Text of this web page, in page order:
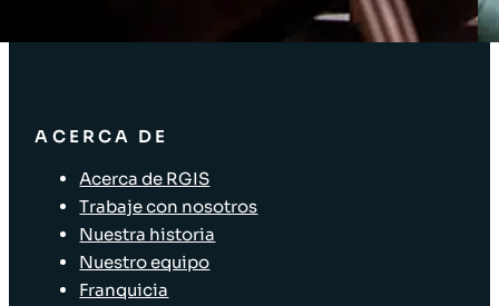
Soluciones para el sector minorista
ACERCA DE
Acerca de RGIS
Trabaje con nosotros
Nuestra historia
Nuestro equipo
Franquicia